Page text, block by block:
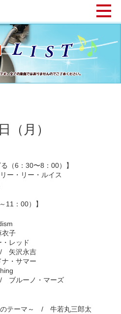
（月）
（6：30〜8：00）】
ー・リー・ルイス
11：00）】
子
レッド
矢沢永吉
・サマー
ブルーノ・マーズ
テーマ～ / 牛若丸三郎太